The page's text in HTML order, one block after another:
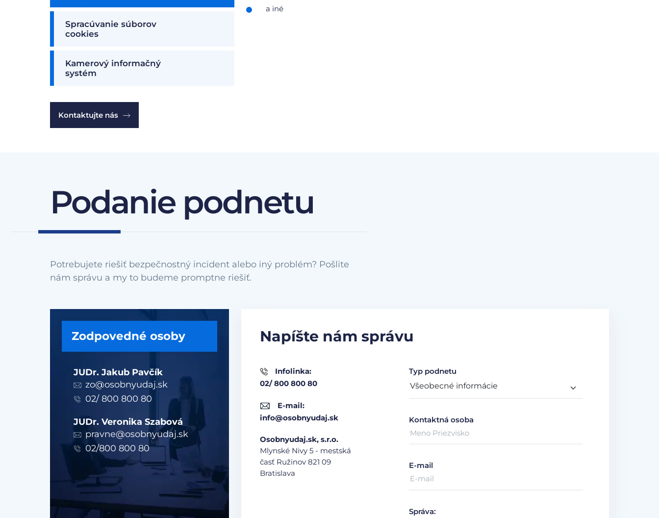
Spracúvanie súborov
cookies
Kamerový informačný
systém
Kontaktujte nás
a iné
Podanie podnetu
Potrebujete riešiť bezpečnostný incident alebo iný problém? Pošlite
Zodpovedné osoby
JUDr. Jakub Pavčík
zo@osobnyudaj.sk
02/ 800 800 80
JUDr. Veronika Szabová
pravne@osobnyudaj.sk
02/800 800 80
Napíšte nám správu
Infolinka:
02/ 800 800 80
E-mail:
info@osobnyudaj.sk
Osobnyudaj.sk, s.r.o.
Mlynské Nivy 5 - mestská
časť Ružinov 821 09
Bratislava
Typ podnetu
Kontaktná osoba
E-mail
Správa: